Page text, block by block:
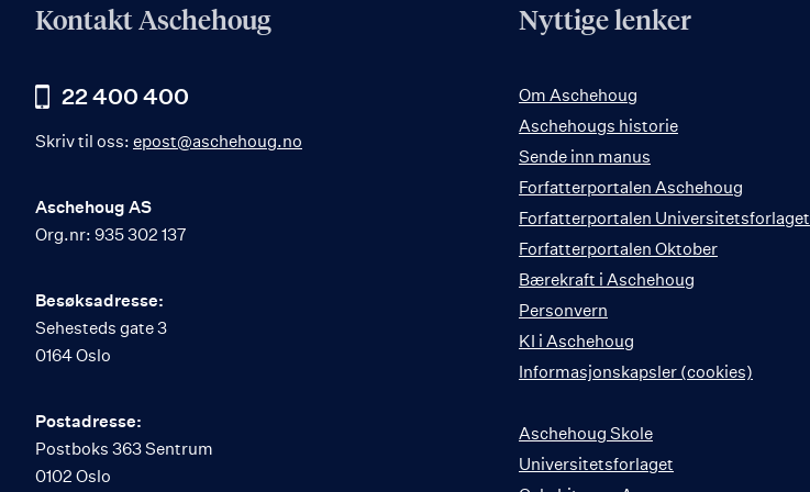
Kontakt Aschehoug
22 400 400
Skriv til oss: epost@aschehoug.no
Aschehoug AS
Org.nr: 935 302 137
Besøksadresse:
Sehesteds gate 3
0164 Oslo
Postadresse:
Postboks 363 Sentrum
0102 Oslo
Nyttige lenker
Om Aschehoug
Aschehougs historie
Sende inn manus
Forfatterportalen Aschehoug
Forfatterportalen Universitetsforlaget
Forfatterportalen Oktober
Bærekraft i Aschehoug
Personvern
KI i Aschehoug
Informasjonskapsler (cookies)
Aschehoug Skole
Universitetsforlaget